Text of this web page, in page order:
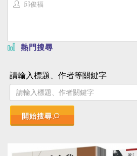
邱俊福
熱門搜尋
請輸入標題、作者等關鍵字
開始搜尋